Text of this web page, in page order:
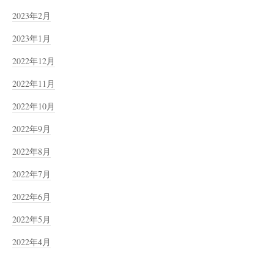
2023年2月
2023年1月
2022年12月
2022年11月
2022年10月
2022年9月
2022年8月
2022年7月
2022年6月
2022年5月
2022年4月